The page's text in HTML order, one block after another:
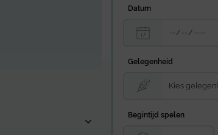
Datum
Gelegenheid
Begintijd spelen